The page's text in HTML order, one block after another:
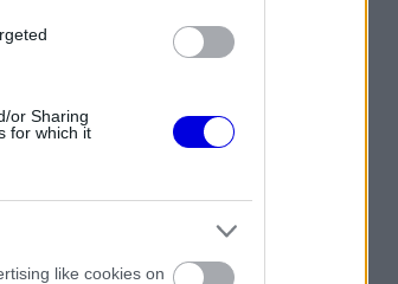
or Sharing
for which it
like cookies on